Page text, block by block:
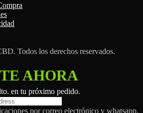
Todos los derechos reservados.
AHORA
en tu próximo pedido.
por correo electrónico y whatsapp.